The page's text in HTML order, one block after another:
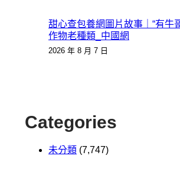
甜心查包養網圖片故事｜“有牛
作物老種類_中國網
2026 年 8 月 7 日
Categories
未分類 (7,747)